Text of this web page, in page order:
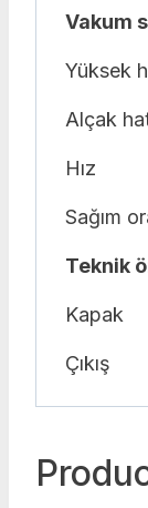
Vakum
Yüksek
Alçak
Hız
Sağım
Teknik
Kapak
Çıkış